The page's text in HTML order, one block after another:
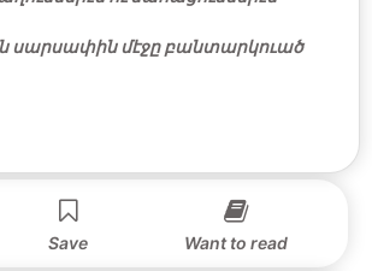
սարսափին մէջը բանտարկուած
Save Want to read